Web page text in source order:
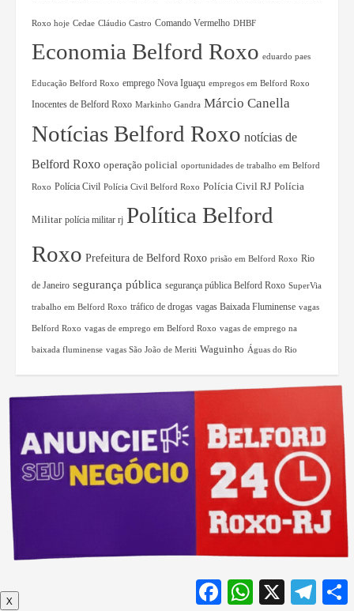
Roxo hoje Cedae Cláudio Castro Comando Vermelho DHBF
Economia Belford Roxo eduardo paes
Educação Belford Roxo emprego Nova Iguaçu empregos em Belford Roxo
Inocentes de Belford Roxo Markinho Gandra Márcio Canella
Notícias Belford Roxo notícias de
Belford Roxo operação policial oportunidades de trabalho em Belford
Roxo Polícia Civil Polícia Civil Belford Roxo Polícia Civil RJ Polícia
Militar polícia militar rj Política Belford
Roxo Prefeitura de Belford Roxo prisão em Belford Roxo Rio
de Janeiro segurança pública segurança pública Belford Roxo SuperVia
trabalho em Belford Roxo tráfico de drogas vagas Baixada Fluminense vagas
Belford Roxo vagas de emprego em Belford Roxo vagas de emprego na
baixada fluminense vagas São João de Meriti Waguinho Águas do Rio
FacebookWhatsApp
X
X